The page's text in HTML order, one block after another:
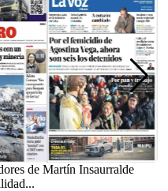
de Martín Insaurralde